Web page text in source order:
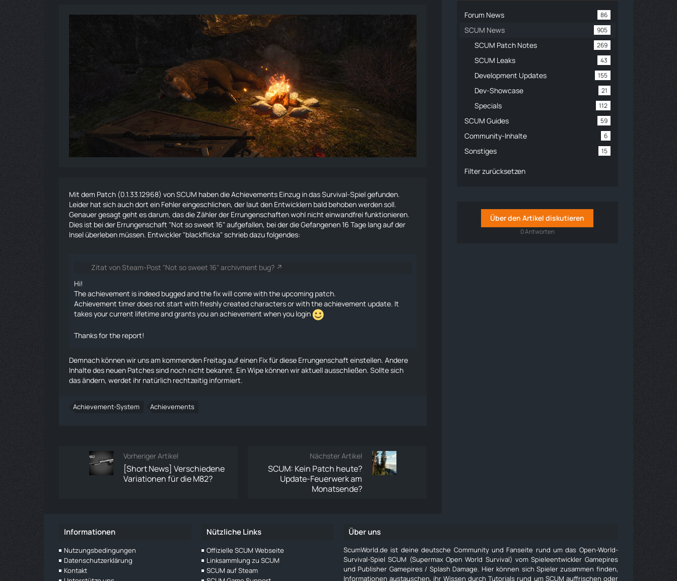
Mit dem Patch (0.1.33.12968) von SCUM haben dieAchievements Einzug in dasSurvival-Spiel gefunden.
Leider hat sich auch dort ein Fehler eingeschlichen, der laut den Entwicklern bald behoben werden soll.
Genauer gesagt geht es darum, das die Zähler der Errungenschaftenwohl nicht einwandfrei funktionieren.
Dies ist bei der Errungenschaft "Not so sweet 16" aufgefallen, bei der die Gefangenen 16 Tage lang auf der
Insel überleben müssen. Entwickler "blackflicka" schrieb dazu folgendes:
Zitat von Steam-Post "Not so sweet 16" archivment bug?
Hi!
Theachievement is indeed bugged and the fix will come with the upcoming patch.
Achievement timer does not start with freshly created characters or with theachievement update. It
takes your current lifetime and grants you anachievement when you login
Thanks for the report!
Demnach können wir uns am kommenden Freitag auf einen Fix für diese Errungenschaft einstellen. Andere
Inhalte des neuen Patches sind noch nicht bekannt. Ein Wipe können wir aktuell ausschließen. Sollte sich
das ändern, werdet ihr natürlich rechtzeitig informiert.
Achievement-System Achievements
Vorheriger Artikel
[Short News] Verschiedene
Variationen für die M82?
Nächster Artikel
SCUM: Kein Patch heute?
Update-Feuerwerk am
Monatsende?
Forum News 86
SCUM News 905
SCUM Patch Notes 269
SCUM Leaks 43
Development Updates 155
Dev-Showcase 21
Specials 112
SCUM Guides 59
Community-Inhalte 6
Sonstiges 15
Filter zurücksetzen
Über den Artikel diskutieren
0 Antworten
Informationen
Nutzungsbedingungen
Datenschutzerklärung
Kontakt
Nützliche Links
Offizielle SCUM Webseite
Linksammlung zu SCUM
SCUM auf Steam
Über uns
ScumWorld.de ist deine deutsche Community und Fanseite rund um das Open-World-
Survival-Spiel SCUM (Supermax Open World Survival) vom Spieleentwickler Gamepires
und Publisher Gamepires / Splash Damage. Hier können sich Spieler zusammen finden,
Informationen austauschen, ihr Wissen durch Tutorials rund um SCUM auffrischen oder